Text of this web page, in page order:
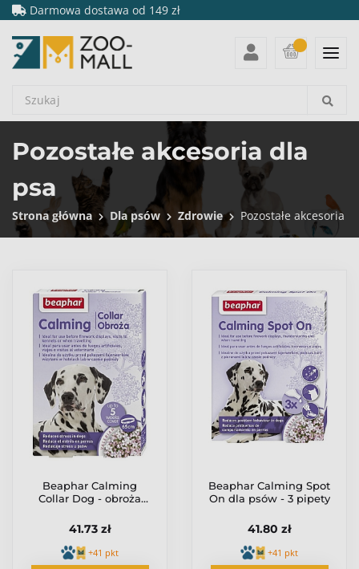
Darmowa dostawa od 149 zł
Pozostałe akcesoria dla
psa
Strona główna Dla psów Zdrowie Pozostałe akcesoria
Beaphar Calming
Collar Dog - obroża
41.73 zł
+41 pkt
Beaphar Calming Spot
On dla psów - 3 pipety
41.80 zł
+41 pkt